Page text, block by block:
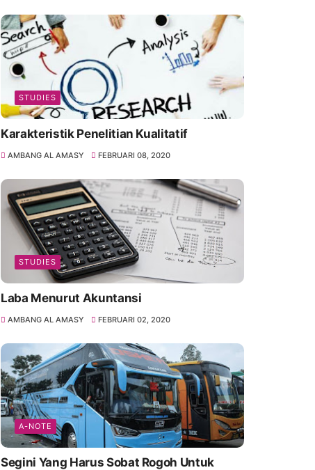
STUDIES
Karakteristik Penelitian Kualitatif
AMBANG AL AMASY FEBRUARI 08, 2020
STUDIES
Laba Menurut Akuntansi
AMBANG AL AMASY FEBRUARI 02, 2020
A-NOTE
Segini Yang Harus Sobat Rogoh Untuk